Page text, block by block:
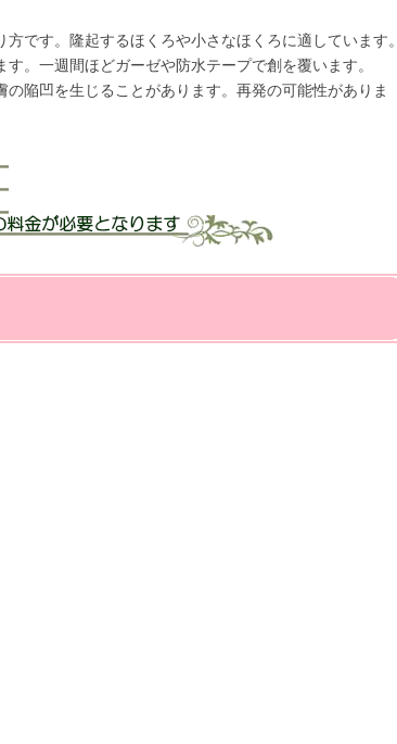
です。隆起するほくろや小さなほくろに適しています。
。一週間ほどガーゼや防水テープで創を覆います。
陥凹を生じることがあります。再発の可能性がありま